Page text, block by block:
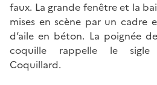
faux. La grande fenêtre et la
mises en scène par un cadre
d’aile en béton. La poignée
coquille rappelle le sigle
Coquillard.